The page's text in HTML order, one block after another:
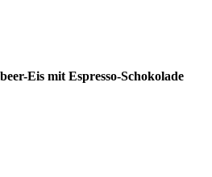
Eis mit Espresso-Schokolade